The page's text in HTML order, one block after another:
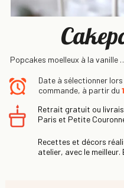
Popcakes moelleux à la vanille
Date à sélectionner
commande, à partir du
Retrait gratuit ou
Paris et Petite
Recettes et décors
atelier, avec le meilleur.